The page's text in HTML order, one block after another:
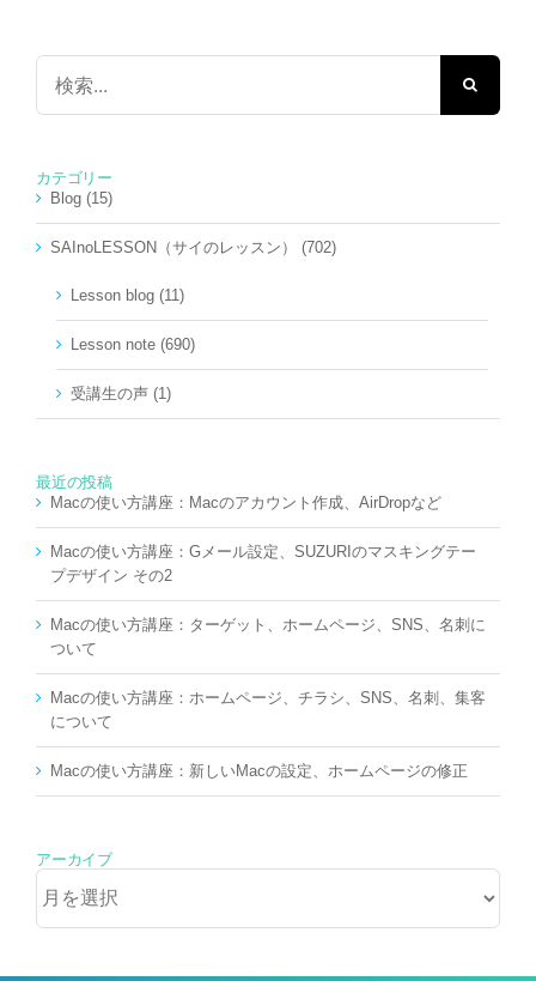
検
…
カテゴリー
Blog (15)
SAInoLESSON（サイのレッスン） (702)
Lesson blog (11)
Lesson note (690)
受講生の声 (1)
最近の投稿
Macの使い方講座：Macのアカウント作成、AirDropなど
Macの使い方講座：Gメール設定、SUZURIのマスキングテー
プデザイン その2
Macの使い方講座：ターゲット、ホームページ、SNS、名刺に
ついて
Macの使い方講座：ホームページ、チラシ、SNS、名刺、集客
について
Macの使い方講座：新しいMacの設定、ホームページの修正
アーカイブ
ー
カ
ブ